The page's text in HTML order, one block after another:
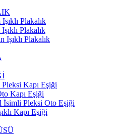
Plakalık
Plakalık
Işıklı Plakalık
Kapı Eşiği
Kapı Eşiği
İsimli Pleksi Oto Eşiği
Kapı Eşiği